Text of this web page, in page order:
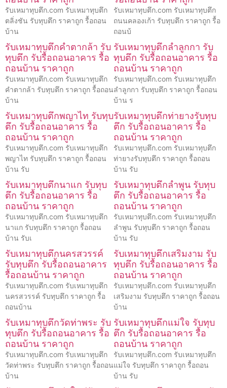
รับเหมาทุบตึก.com รับเหมาทุบตึก
ตลิ่งชัน รับทุบตึก ราคาถูก รื้อถอน
บ้าน
รับเหมาทุบตึก.com รับเหมาทุบตึก
ถนนคลองเก้า รับทุบตึก ราคาถูก รื้อ
ถอนบ้
รับเหมาทุบตึกคำตากล้า รับ
ทุบตึก รับรื้อถอนอาคาร รื้อ
ถอนบ้าน ราคาถูก
รับเหมาทุบตึก.com รับเหมาทุบตึก
คำตากล้า รับทุบตึก ราคาถูก รื้อถอน
บ้าน
รับเหมาทุบตึกลำลูกกา รับ
ทุบตึก รับรื้อถอนอาคาร รื้อ
ถอนบ้าน ราคาถูก
รับเหมาทุบตึก.com รับเหมาทุบตึก
ลำลูกกา รับทุบตึก ราคาถูก รื้อถอน
บ้าน ร
รับเหมาทุบตึกพญาไท รับทุบ
ตึก รับรื้อถอนอาคาร รื้อ
ถอนบ้าน ราคาถูก
รับเหมาทุบตึก.com รับเหมาทุบตึก
พญาไท รับทุบตึก ราคาถูก รื้อถอน
บ้าน รับ
รับเหมาทุบตึกท่ายางรับทุบ
ตึก รับรื้อถอนอาคาร รื้อ
ถอนบ้าน ราคาถูก
รับเหมาทุบตึก.com รับเหมาทุบตึก
ท่ายางรับทุบตึก ราคาถูก รื้อถอน
บ้าน รับ
รับเหมาทุบตึกนาแก รับทุบ
ตึก รับรื้อถอนอาคาร รื้อ
ถอนบ้าน ราคาถูก
รับเหมาทุบตึก.com รับเหมาทุบตึก
นาแก รับทุบตึก ราคาถูก รื้อถอน
บ้าน รับเ
รับเหมาทุบตึกลำพูน รับทุบ
ตึก รับรื้อถอนอาคาร รื้อ
ถอนบ้าน ราคาถูก
รับเหมาทุบตึก.com รับเหมาทุบตึก
ลำพูน รับทุบตึก ราคาถูก รื้อถอน
บ้าน รับ
รับเหมาทุบตึกนครสวรรค์
รับทุบตึก รับรื้อถอนอาคาร
รื้อถอนบ้าน ราคาถูก
รับเหมาทุบตึก.com รับเหมาทุบตึก
นครสวรรค์ รับทุบตึก ราคาถูก รื้อ
ถอนบ้าน
รับเหมาทุบตึกเสริมงาม รับ
ทุบตึก รับรื้อถอนอาคาร รื้อ
ถอนบ้าน ราคาถูก
รับเหมาทุบตึก.com รับเหมาทุบตึก
เสริมงาม รับทุบตึก ราคาถูก รื้อถอน
บ้าน
รับเหมาทุบตึกวัดท่าพระ รับ
ทุบตึก รับรื้อถอนอาคาร รื้อ
ถอนบ้าน ราคาถูก
รับเหมาทุบตึก.com รับเหมาทุบตึก
วัดท่าพระ รับทุบตึก ราคาถูก รื้อถอน
บ้าน
รับเหมาทุบตึกแม่ใจ รับทุบ
ตึก รับรื้อถอนอาคาร รื้อ
ถอนบ้าน ราคาถูก
รับเหมาทุบตึก.com รับเหมาทุบตึก
แม่ใจ รับทุบตึก ราคาถูก รื้อถอน
บ้าน รับ